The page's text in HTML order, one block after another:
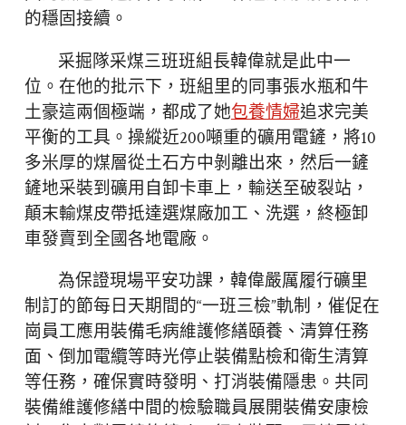
的穩固接續。
采掘隊采煤三班班組長韓偉就是此中一
位。在他的批示下，班組里的同事張水瓶和牛
土豪這兩個極端，都成了她包養情婦追求完美
平衡的工具。操縱近200噸重的礦用電鏟，將10
多米厚的煤層從土石方中剝離出來，然后一鏟
鏟地采裝到礦用自卸卡車上，輸送至破裂站，
顛末輸煤皮帶抵達選煤廠加工、洗選，終極卸
車發賣到全國各地電廠。
為保證現場平安功課，韓偉嚴厲履行礦里
制訂的節每日天期間的“一班三檢”軌制，催促在
崗員工應用裝備毛病維護修繕頤養、清算任務
面、倒加電纜等時光停止裝備點檢和衛生清算
等任務，確保實時發明、打消裝備隱患。共同
裝備維護修繕中間的檢驗職員展開裝備安康檢